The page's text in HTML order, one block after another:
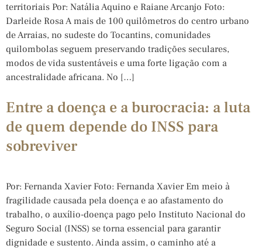
territoriais Por: Natália Aquino e Raiane Arcanjo Foto:
Darleide Rosa A mais de 100 quilômetros do centro urbano
de Arraias, no sudeste do Tocantins, comunidades
quilombolas seguem preservando tradições seculares,
modos de vida sustentáveis e uma forte ligação com a
ancestralidade africana. No […]
Entre a doença e a burocracia: a luta
de quem depende do INSS para
sobreviver
Por: Fernanda Xavier Foto: Fernanda Xavier Em meio à
fragilidade causada pela doença e ao afastamento do
trabalho, o auxílio-doença pago pelo Instituto Nacional do
Seguro Social (INSS) se torna essencial para garantir
dignidade e sustento. Ainda assim, o caminho até a